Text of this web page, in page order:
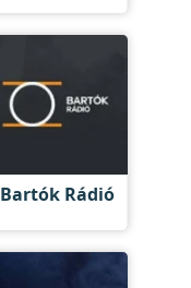
Bartók Rádió